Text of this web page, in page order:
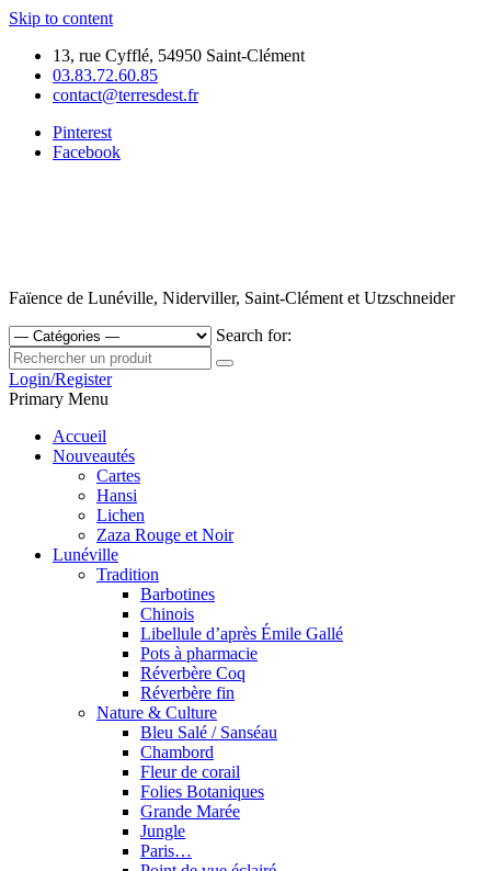
Skip to content
13, rue Cyfflé, 54950 Saint-Clément
03.83.72.60.85
contact@terresdest.fr
Pinterest
Facebook
Faïence de Lunéville, Niderviller, Saint-Clément et Utzschneider
Search for:
Login/Register
Primary Menu
Accueil
Nouveautés
Cartes
Hansi
Lichen
Zaza Rouge et Noir
Lunéville
Tradition
Barbotines
Chinois
Libellule d’après Émile Gallé
Pots à pharmacie
Réverbère Coq
Réverbère fin
Nature & Culture
Bleu Salé / Sanséau
Chambord
Fleur de corail
Folies Botaniques
Grande Marée
Jungle
Paris…